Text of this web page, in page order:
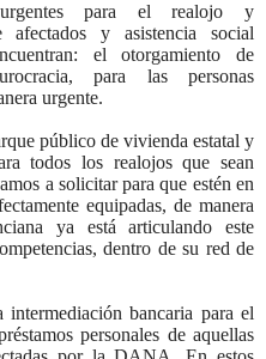
para el realojo y
afectados y asistencia social
el otorgamiento de
para las personas
urgente.
público de vivienda estatal y
todos los realojos que sean
a solicitar para que estén en
equipadas, de manera
ya está articulando este
dentro de su red de
bancaria para el
personales de aquellas